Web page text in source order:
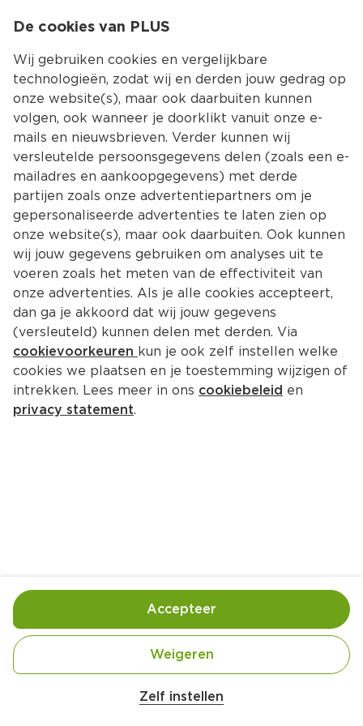
Kies jouw
Ingrediënten Bereiding
De cookies van PLUS
Wij gebruiken cookies en vergelijkbare
technologieën, zodat wij en derden jouw gedrag op
onze website(s), maar ook daarbuiten kunnen
volgen, ook wanneer je doorklikt vanuit onze e-
mails en nieuwsbrieven. Verder kunnen wij
versleutelde persoonsgegevens delen (zoals een e-
mailadres en aankoopgegevens) met derde
partijen zoals onze advertentiepartners om je
gepersonaliseerde advertenties te laten zien op
onze website(s), maar ook daarbuiten. Ook kunnen
wij jouw gegevens gebruiken om analyses uit te
voeren zoals het meten van de effectiviteit van
onze advertenties. Als je alle cookies accepteert,
dan ga je akkoord dat wij jouw gegevens
(versleuteld) kunnen delen met derden. Via
cookievoorkeuren kun je ook zelf instellen welke
cookies we plaatsen en je toestemming wijzigen of
intrekken. Lees meer in ons cookiebeleid en
privacy statement.
Zelf instellen
Weigeren
Accepteer